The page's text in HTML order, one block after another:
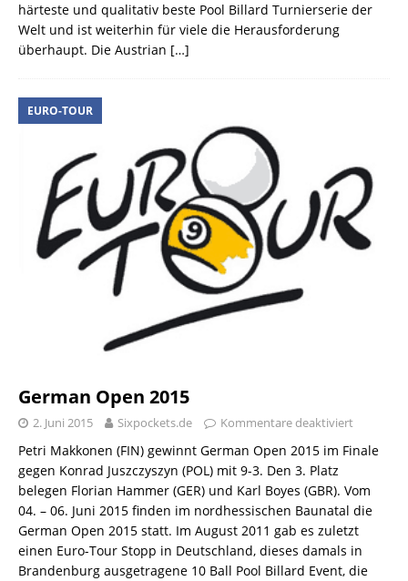
härteste und qualitativ beste Pool Billard Turnierserie der
Welt und ist weiterhin für viele die Herausforderung
überhaupt. Die Austrian […]
EURO-TOUR
German Open 2015
2. Juni 2015 Sixpockets.de Kommentare deaktiviert
Petri Makkonen (FIN) gewinnt German Open 2015 im Finale
gegen Konrad Juszczyszyn (POL) mit 9-3. Den 3. Platz
belegen Florian Hammer (GER) und Karl Boyes (GBR). Vom
04. – 06. Juni 2015 finden im nordhessischen Baunatal die
German Open 2015 statt. Im August 2011 gab es zuletzt
einen Euro-Tour Stopp in Deutschland, dieses damals in
Brandenburg ausgetragene 10 Ball Pool Billard Event, die